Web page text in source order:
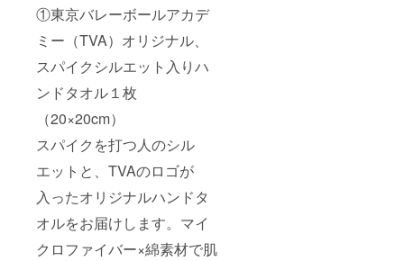
①東京バレーボールアカデ
ミー（TVA）オリジナル、
スパイクシルエット入りハ
ンドタオル１枚
（20×20cm）
スパイクを打つ人のシル
エットと、TVAのロゴが
入ったオリジナルハンドタ
オルをお届けします。マイ
クロファイバー×綿素材で肌